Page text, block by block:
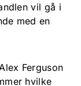
vil gå i
med en
Ferguson
hvilke